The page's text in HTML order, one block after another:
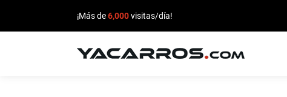
¡Más de6,000visitas/día!